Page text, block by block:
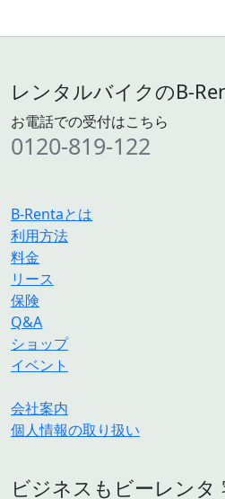
レンタルバイクのB-
お電話での受付はこちら
0120-819-122
B-Rentaとは
利用方法
料金
リース
保険
Q&A
ショップ
イベント
会社案内
個人情報の取り扱い
ビジネスもビーレンタ